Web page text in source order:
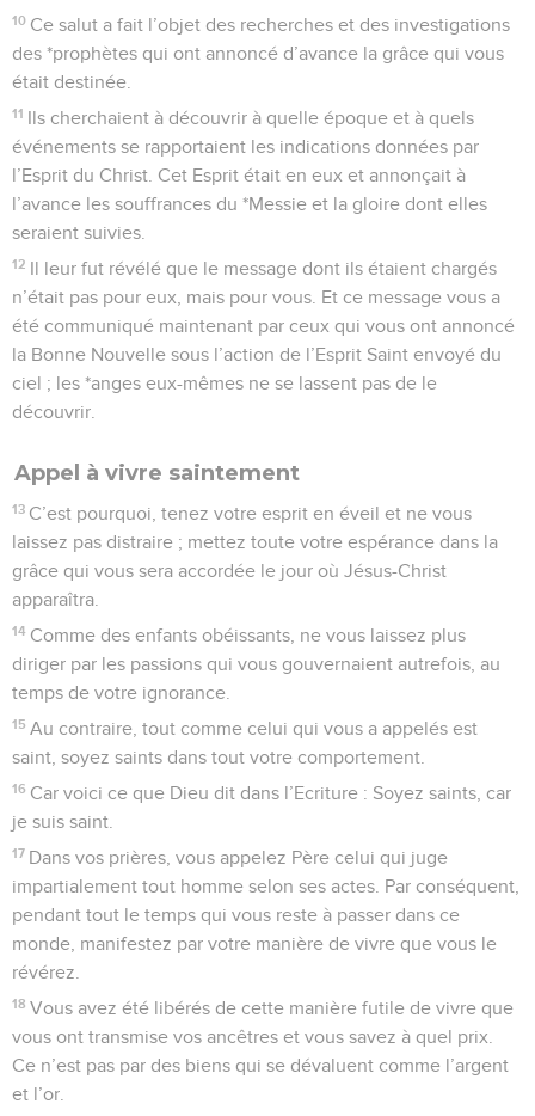
10 Ce salut a fait l’objet des recherches et des investigations
des *prophètes qui ont annoncé d’avance la grâce qui vous
était destinée.
11 Ils cherchaient à découvrir à quelle époque et à quels
événements se rapportaient les indications données par
l’Esprit du Christ. Cet Esprit était en eux et annonçait à
l’avance les souffrances du *Messie et la gloire dont elles
seraient suivies.
12 Il leur fut révélé que le message dont ils étaient chargés
n’était pas pour eux, mais pour vous. Et ce message vous a
été communiqué maintenant par ceux qui vous ont annoncé
la Bonne Nouvelle sous l’action de l’Esprit Saint envoyé du
ciel ; les *anges eux-mêmes ne se lassent pas de le
découvrir.
Appel à vivre saintement
13 C’est pourquoi, tenez votre esprit en éveil et ne vous
laissez pas distraire ; mettez toute votre espérance dans la
grâce qui vous sera accordée le jour où Jésus-Christ
apparaîtra.
14 Comme des enfants obéissants, ne vous laissez plus
diriger par les passions qui vous gouvernaient autrefois, au
temps de votre ignorance.
15 Au contraire, tout comme celui qui vous a appelés est
saint, soyez saints dans tout votre comportement.
16 Car voici ce que Dieu dit dans l’Ecriture : Soyez saints, car
je suis saint.
17 Dans vos prières, vous appelez Père celui qui juge
impartialement tout homme selon ses actes. Par conséquent,
pendant tout le temps qui vous reste à passer dans ce
monde, manifestez par votre manière de vivre que vous le
révérez.
18 Vous avez été libérés de cette manière futile de vivre que
vous ont transmise vos ancêtres et vous savez à quel prix.
Ce n’est pas par des biens qui se dévaluent comme l’argent
et l’or.